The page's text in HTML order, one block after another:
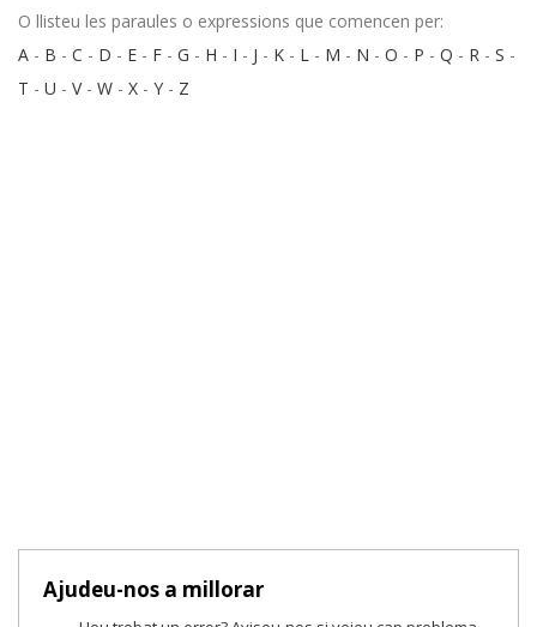
O llisteu les paraules o expressions que comencen per:
A - B - C - D - E - F - G - H - I - J - K - L - M - N - O - P - Q - R - S -
T - U - V- W - X - Y - Z
Ajudeu-nos a millorar